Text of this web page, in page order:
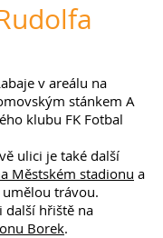
v areálu na
stánkem A
klubu FK Fotbal
ulici je také další
Městském stadionu a
trávou.
další hřiště na
Borek.